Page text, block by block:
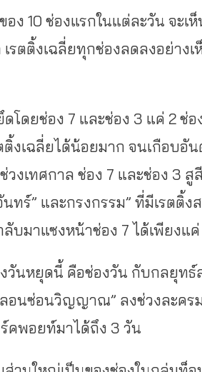
ง 10 ช่องแรกในแต่ละวัน จะเ
รตติ้งเฉลี่ยทุกช่องลดลงอย่าง
โดยช่อง 7 และช่อง 3 แค่ 2 ช่อ
ติ้งเฉลี่ยได้น้อยมาก จนเกือบ
วงเทศกาล ช่อง 7 และช่อง 3
นทร์” และกรงกรรม” ที่มีเรต
บมาแซงหน้าช่อง 7 ได้เพียงแค่
วันหยุดนี้ คือช่องวัน กับกลยุทธ์ล
อนซ่อนวิญญาณ” ลงช่วงละคร
คพอยท์มาได้ถึง 3 วัน